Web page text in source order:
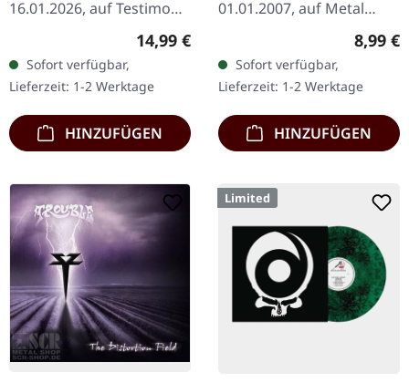
16.01.2026, auf Testimony
Records. Grüne Musik-
Kassette mit Insert. Die
Schweizer Metal-Giganten
Total Annihilation…
Regulärer Preis:
14,99 €
Sofort verfügbar,
Lieferzeit: 1-2 Werktage
HINZUFÜGEN
01.01.2007, auf Metal
Blade Records. CD im
schwedischen Death
Metal-Legenden Vomitory
liefern mit…
8,99 €
Sofort verfügbar,
Lieferzeit: 1-2 Werktage
HINZUFÜGEN
Limited